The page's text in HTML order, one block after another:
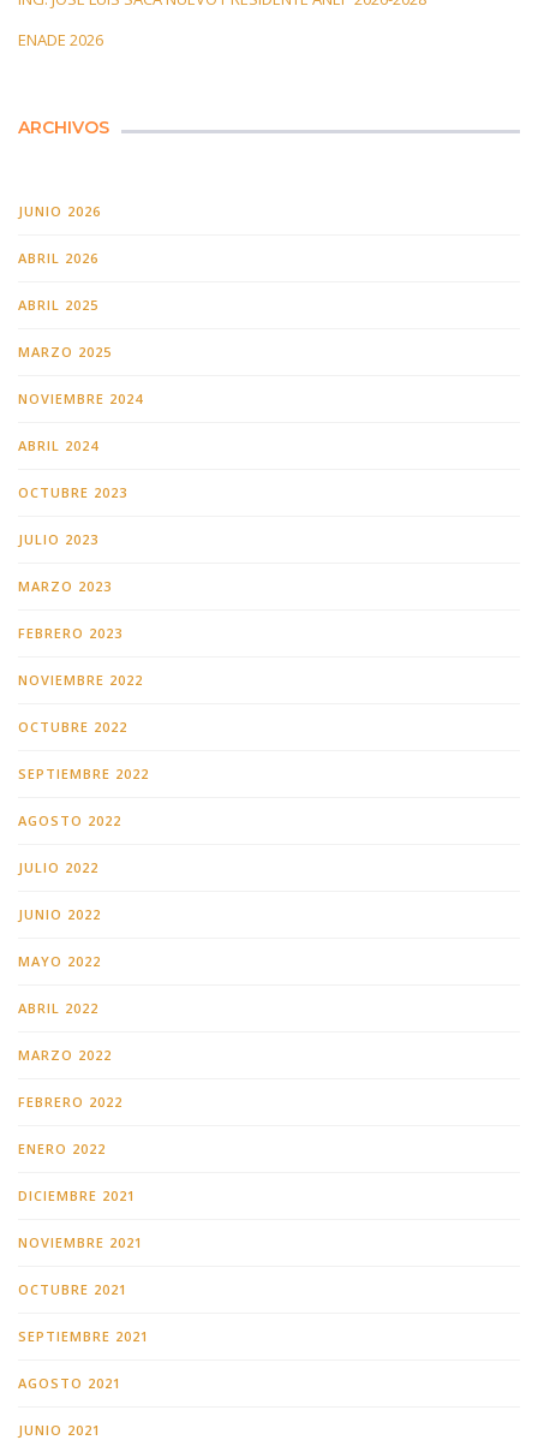
ENADE 2026
ARCHIVOS
JUNIO 2026
ABRIL 2026
ABRIL 2025
MARZO 2025
NOVIEMBRE 2024
ABRIL 2024
OCTUBRE 2023
JULIO 2023
MARZO 2023
FEBRERO 2023
NOVIEMBRE 2022
OCTUBRE 2022
SEPTIEMBRE 2022
AGOSTO 2022
JULIO 2022
JUNIO 2022
MAYO 2022
ABRIL 2022
MARZO 2022
FEBRERO 2022
ENERO 2022
DICIEMBRE 2021
NOVIEMBRE 2021
OCTUBRE 2021
SEPTIEMBRE 2021
AGOSTO 2021
JUNIO 2021